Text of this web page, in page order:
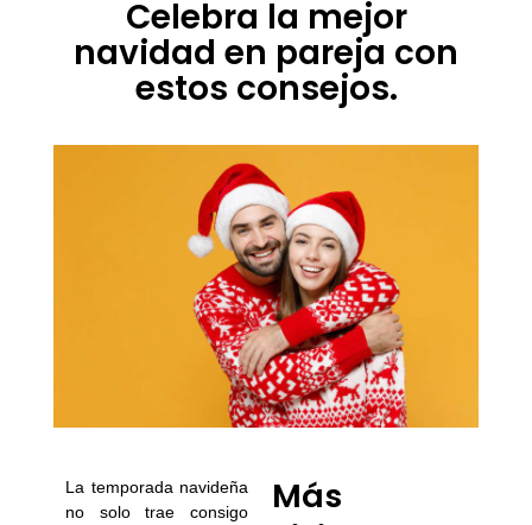
Celebra la mejor
navidad en pareja con
estos consejos.
La temporada navideña
no solo trae consigo
Más